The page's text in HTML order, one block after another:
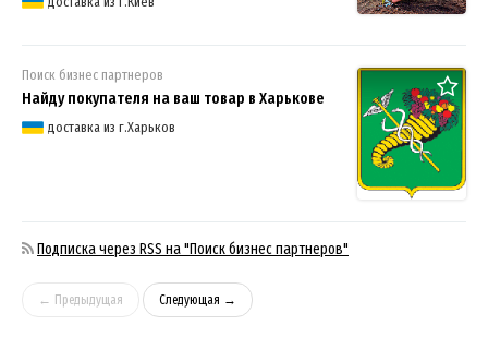
Поиск бизнес партнеров
Найду покупателя на ваш товар в Харькове
доставка из г.Харьков
Подписка через RSS на "Поиск бизнес партнеров"
← Предыдущая Следующая →